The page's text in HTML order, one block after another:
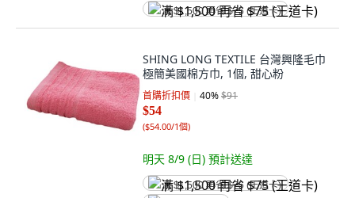
满 $1,500 再省 $75 (王道卡)
SHING LONG TEXTILE 台灣興隆毛巾
極簡美國棉方巾, 1個, 甜心粉
首購折扣價 40%$91
$54
($54.00/1個)
明天 8/9 (日) 預計送達
满 $1,500 再省 $75 (王道卡)